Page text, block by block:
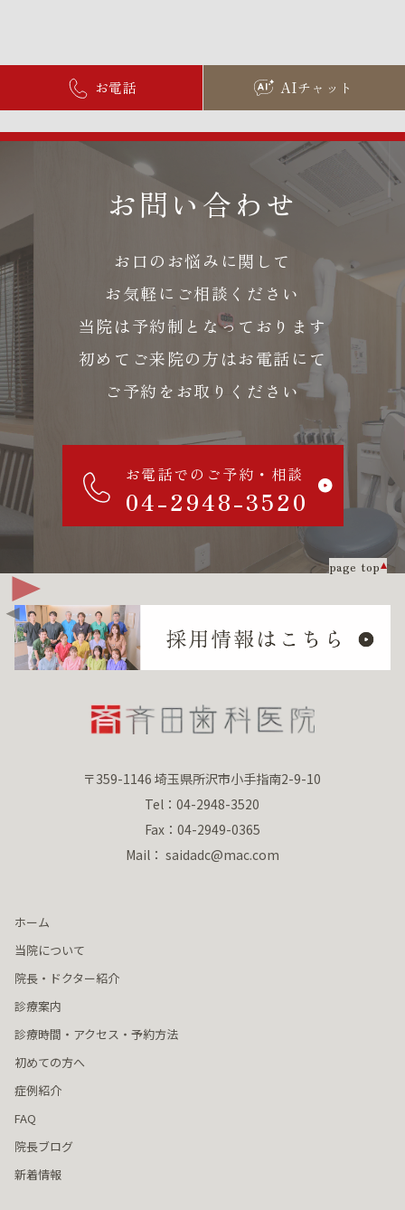
お電話 AIチャット
お問い合わせ
お口のお悩みに関して
お気軽にご相談ください
当院は予約制となっております
初めてご来院の方はお電話にて
ご予約をお取りください
お電話でのご予約・相談
04-2948-3520
page top
〒359-1146 埼玉県所沢市小手指南2-9-10
Tel：04-2948-3520
Fax：04-2949-0365
Mail： saidadc@mac.com
ホーム
当院について
院長・ドクター紹介
診療案内
診療時間・アクセス・予約方法
初めての方へ
症例紹介
FAQ
院長ブログ
新着情報